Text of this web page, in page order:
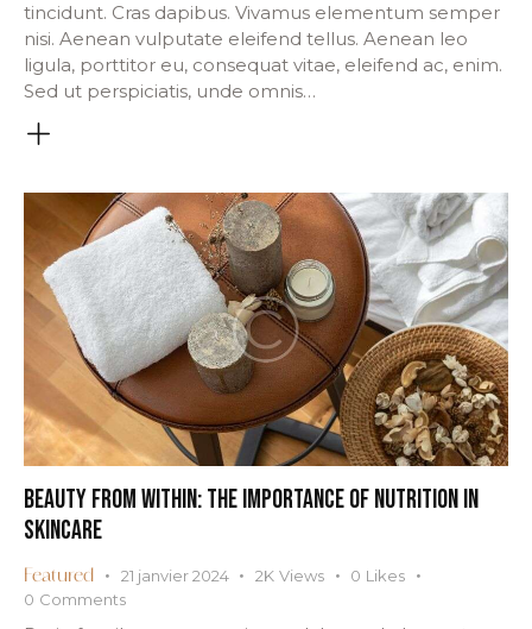
tincidunt. Cras dapibus. Vivamus elementum semper
nisi. Aenean vulputate eleifend tellus. Aenean leo
ligula, porttitor eu, consequat vitae, eleifend ac, enim.
Sed ut perspiciatis, unde omnis…
BEAUTY FROM WITHIN: THE IMPORTANCE OF NUTRITION IN
SKINCARE
Featured 21 janvier 2024 2K Views 0 Likes
0 Comments